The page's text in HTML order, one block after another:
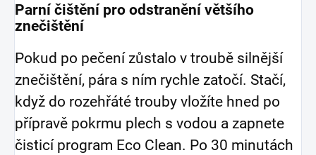
Parní čištění pro odstranění většího
znečištění
Pokud po pečení zůstalo v troubě silnější
znečištění, pára s ním rychle zatočí. Stačí,
když do rozehřáté trouby vložíte hned po
přípravě pokrmu plech s vodou a zapnete
čisticí program Eco Clean. Po 30 minutách